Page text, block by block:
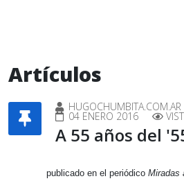
Artículos
HUGOCHUMBITA.COM.AR
04 ENERO 2016
A 55 años del
publicado en el periódico Miradas